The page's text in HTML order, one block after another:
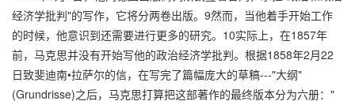
经济学批判"的写作，它将分两卷出版。9然而，当他着手开始工作
的时候，他意识到还需要进行更多的研究。10实际上，在1857年
前，马克思并没有开始写他的政治经济学批判。根据1858年2月22
日致斐迪南•拉萨尔的信，在写完了篇幅庞大的草稿---"大纲"
(Grundrisse)之后，马克思打算把这部著作的最终版本分为六册："